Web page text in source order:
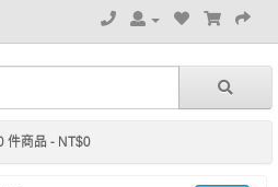
件商品 - NT$0